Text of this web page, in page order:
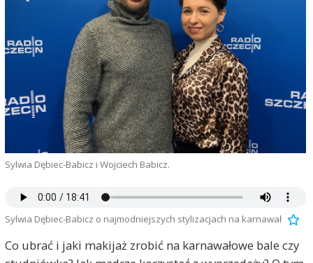
Sylwia Dębiec-Babicz i Wojciech Babicz.
Sylwia Dębiec-Babicz o najmodniejszych stylizacjach na karnawał
Co ubrać i jaki makijaż zrobić na karnawałowe bale czy